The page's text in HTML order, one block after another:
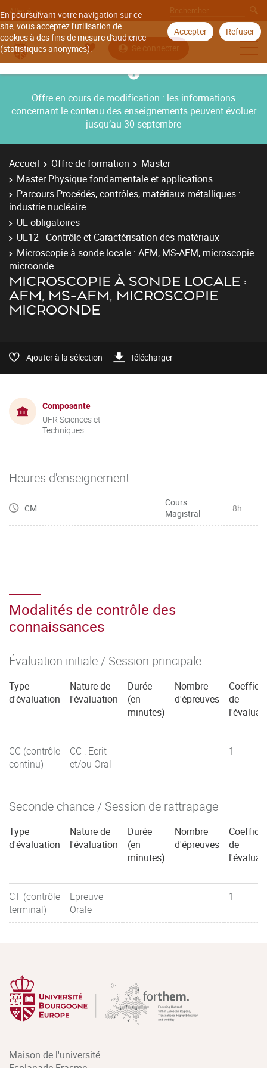
En poursuivant votre navigation sur ce
site, vous acceptez l'utilisation de
cookies à des fins de mesure d'audience
(statistiques anonymes).
Accepter Refuser
Aller à
Se connecter
Offre en cours de modification : les informations
concernant le contenu des enseignements peuvent évoluer
jusqu’au 30 septembre
Accueil Offre de formation
Master
Master Physique fondamentale et applications
Parcours Procédés, contrôles, matériaux métalliques :
industrie nucléaire
UE obligatoires
UE12 - Contrôle et Caractérisation des matériaux
Microscopie à sonde locale : AFM, MS-AFM, microscopie
microonde
MICROSCOPIE À SONDE LOCALE :
AFM, MS-AFM, MICROSCOPIE
MICROONDE
Ajouter à la sélection Télécharger
Composante
UFR Sciences et
Techniques
Heures d'enseignement
CM
Cours
Magistral
8h
Modalités de contrôle des
connaissances
Évaluation initiale / Session principale
Type
d'évaluation
Nature de
l'évaluation
Durée
(en
minutes)
Nombre
d'épreuves
de
CC (contrôle
continu)
CC : Ecrit
et/ou Oral
1
Seconde chance / Session de rattrapage
Type
d'évaluation
Nature de
l'évaluation
Durée
(en
minutes)
Nombre
d'épreuves
de
CT (contrôle
terminal)
Epreuve
Orale
1
Maison de l'université